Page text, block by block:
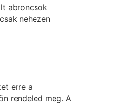
abroncsok
nehezen
erre a
rendeled meg. A